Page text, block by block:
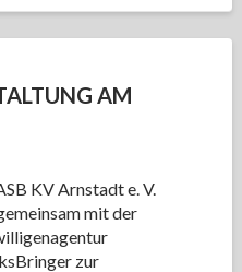
AM
KV Arnstadt e. V.
mit der
zur